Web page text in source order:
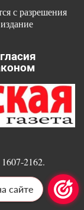
с разрешения
2162.
сайте